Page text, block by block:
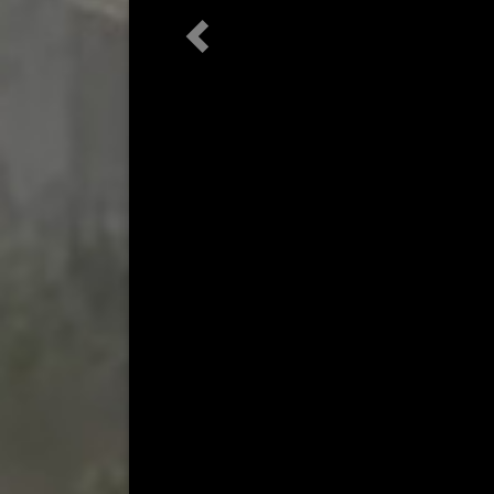
Предыдущая